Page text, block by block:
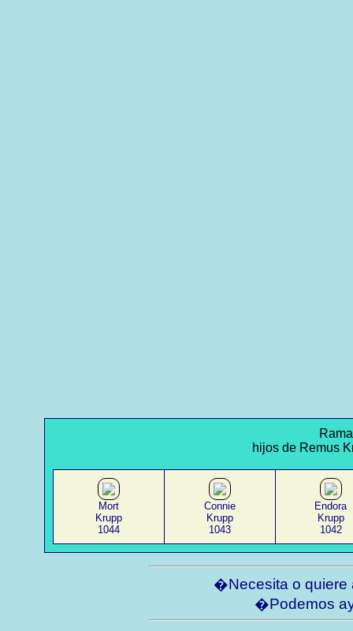
hijos de Remus
Mort
Krupp
1044
Connie
Krupp
1043
Endora
Krupp
1042
�Necesita o
�Podemos